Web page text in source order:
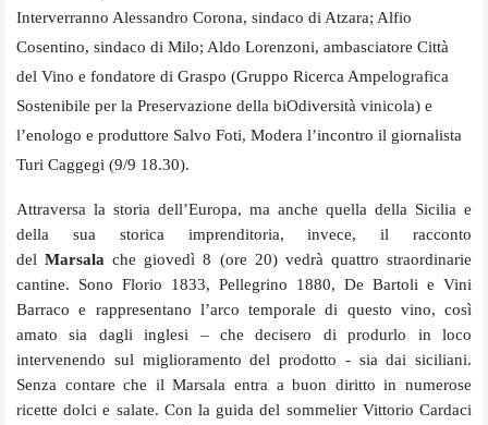
Interverranno Alessandro Corona, sindaco di Atzara; Alfio
Cosentino, sindaco di Milo; Aldo Lorenzoni, ambasciatore Città
del Vino e fondatore di Graspo (Gruppo Ricerca Ampelografica
Sostenibile per la Preservazione della biOdiversità vinicola) e
l’enologo e produttore Salvo Foti, Modera l’incontro il giornalista
Turi Caggegi (9/9 18.30).
Attraversa la storia dell’Europa, ma anche quella della Sicilia e
della sua storica imprenditoria, invece, il racconto
delMarsala che giovedì 8 (ore 20) vedrà quattro straordinarie
cantine. Sono Florio 1833, Pellegrino 1880, De Bartoli e Vini
Barraco e rappresentano l’arco temporale di questo vino, così
amato sia dagli inglesi – che decisero di produrlo in loco
intervenendo sul miglioramento del prodotto - sia dai siciliani.
Senza contare che il Marsala entra a buon diritto in numerose
ricette dolci e salate. Con la guida del sommelier Vittorio Cardaci